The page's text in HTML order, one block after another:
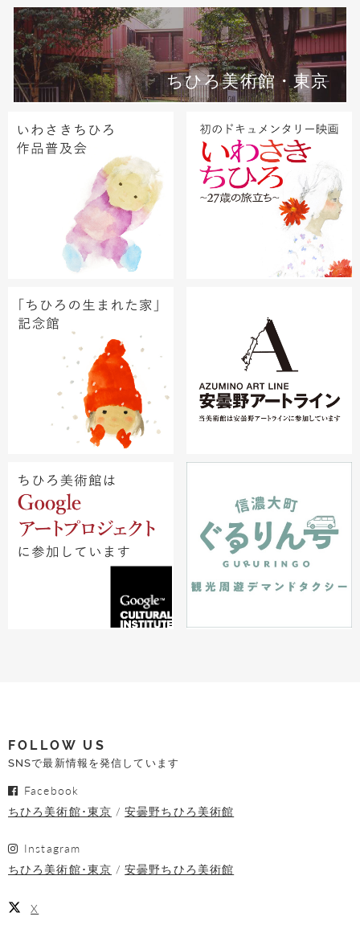
ちひろ美術館・東京
FOLLOW US
SNSで最新情報を発信しています
Facebook
ちひろ美術館･東京
安曇野ちひろ美術館
Instagram
ちひろ美術館･東京
安曇野ちひろ美術館
X